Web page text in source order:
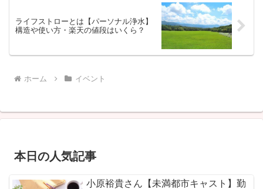
ライフストローとは【パーソナル浄水】
構造や使い方・楽天の値段はいくら？
ホーム イベント
本日の人気記事
小原裕貴さん【未満都市キャスト】勤